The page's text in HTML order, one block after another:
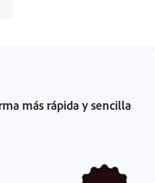
más rápida y sencilla